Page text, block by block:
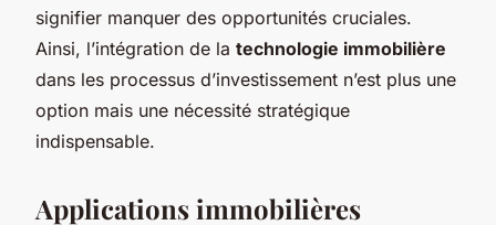
signifier manquer des opportunités cruciales.
Ainsi, l’intégration de la technologie immobilière
dans les processus d’investissement n’est plus une
option mais une nécessité stratégique
indispensable.
Applications immobilières